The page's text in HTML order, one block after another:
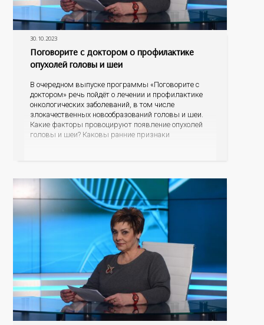
30.10.2023
Поговорите с доктором о профилактике
опухолей головы и шеи
В очередном выпуске программы «Поговорите с
доктором» речь пойдёт о лечении и профилактике
онкологических заболеваний, в том числе
злокачественных новообразований головы и шеи.
Какие факторы провоцируют появление опухолей
головы и шеи? Каковы ранние признаки